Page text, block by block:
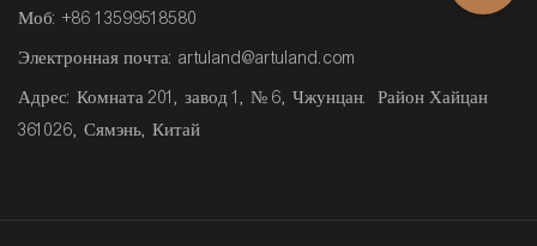
Моб: +86 13599518580
Электронная почта: artuland@artuland.com
Адрес: Комната 201, завод 1, № 6, Чжунцан. Район Хайцан
361026, Сямэнь, Китай